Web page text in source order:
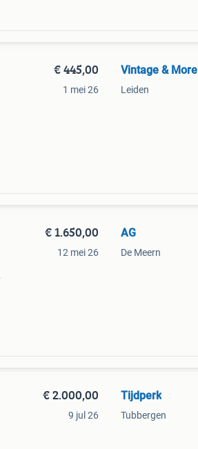
€ 445,00
1 mei 26
Vintage & More
Leiden
€ 1.650,00
12 mei 26
AG
De Meern
€ 2.000,00
9 jul 26
Tijdperk
Tubbergen